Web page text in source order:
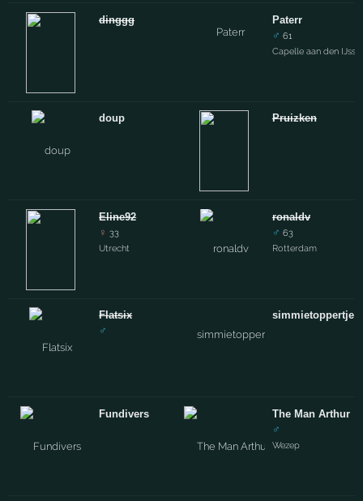
dinggg
doup
Eline92
♀ 33
Utrecht
Flatsix
♂
Fundivers
Paterr
♂ 61
Capelle aan den IJssel
Pruizken
ronaldv
♂ 63
Rotterdam
simmietoppertje
The Man Arthur
♂
Wezep